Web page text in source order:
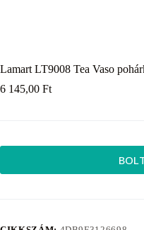
Lamart LT9008 Tea Vaso
6 145,00 Ft